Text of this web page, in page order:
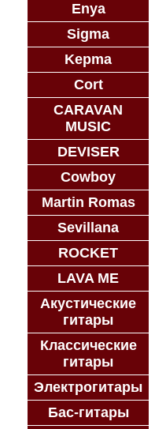
Enya
Sigma
Kepma
Cort
CARAVAN
MUSIC
DEVISER
Cowboy
Martin Romas
Sevillana
ROCKET
LAVA ME
Акустические
гитары
Классические
гитары
Электрогитары
Бас-гитары